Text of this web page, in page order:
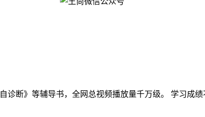
断》等辅导书，全网总视频播放量千万级。 学习成绩